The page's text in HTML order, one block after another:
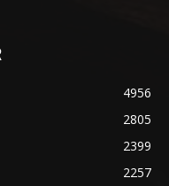
4956
2805
2399
2257